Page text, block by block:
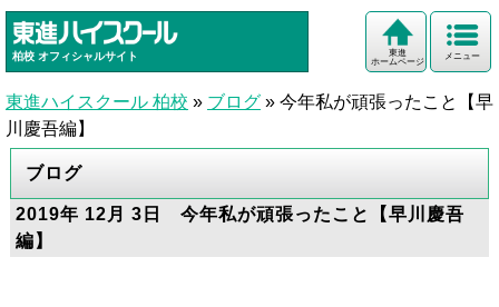
柏校 オフィシャルサイト メニュー
東進
ホームページ
東進ハイスクール 柏校 » ブログ » 今年私が頑張ったこと【早
川慶吾編】
ブログ
2019年 12月 3日 今年私が頑張ったこと【早川慶吾
編】